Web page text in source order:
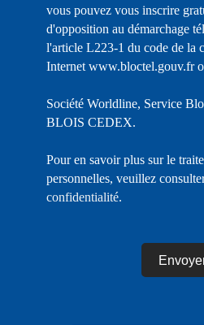
vous pouvez vous inscrire
d'opposition au démarchage
l'article L223-1 du code de la
Internet www.bloctel.gouv.fr
Société Worldline, Service
BLOIS CEDEX.
Pour en savoir plus sur le
personnelles, veuillez
confidentialité.